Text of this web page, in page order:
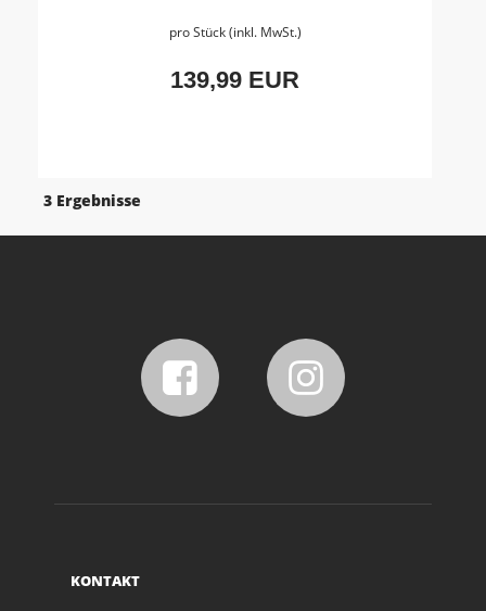
pro Stück (inkl. MwSt.)
139,99 EUR
3 Ergebnisse
KONTAKT